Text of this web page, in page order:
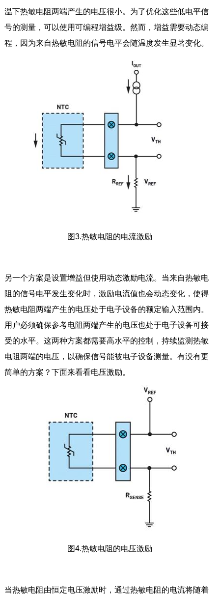
温下热敏电阻两端产生的电压很小。为了优化这些低电平信
号的测量，可以使用可编程增益级。然而，增益需要动态编
程，因为来自热敏电阻的信号电平会随温度发生显著变化。
图3.热敏电阻的电流激励
另一个方案是设置增益但使用动态激励电流。当来自热敏电
阻的信号电平发生变化时，激励电流值也会动态变化，使得
热敏电阻两端产生的电压处于电子设备的额定输入范围内。
用户必须确保参考电阻两端产生的电压也处于电子设备可接
受的水平。这两种方案都需要高水平的控制，持续监测热敏
电阻两端的电压，以确保信号能被电子设备测量。有没有更
简单的方案？下面来看看电压激励。
图4.热敏电阻的电压激励
当热敏电阻由恒定电压激励时，通过热敏电阻的电流将随着